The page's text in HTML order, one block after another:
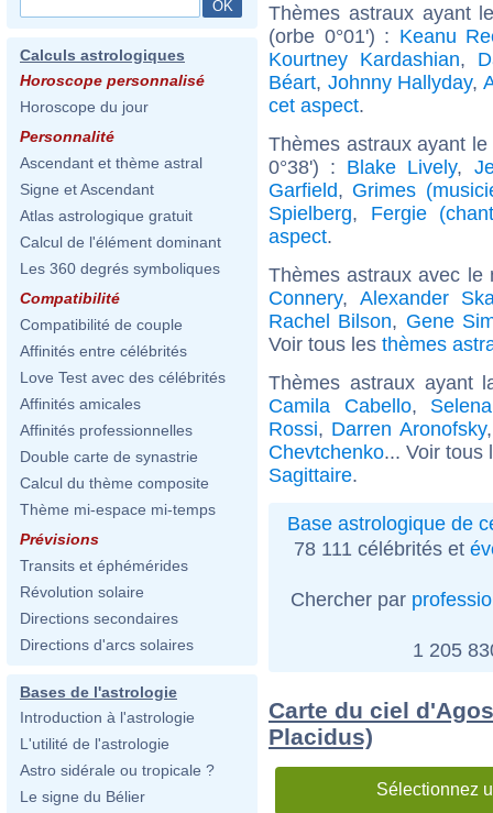
Calculs astrologiques
Horoscope personnalisé
Horoscope du jour
Personnalité
Ascendant et thème astral
Signe et Ascendant
Atlas astrologique gratuit
Calcul de l'élément dominant
Les 360 degrés symboliques
Compatibilité
Compatibilité de couple
Affinités entre célébrités
Love Test avec des célébrités
Affinités amicales
Affinités professionnelles
Double carte de synastrie
Calcul du thème composite
Thème mi-espace mi-temps
Prévisions
Transits et éphémérides
Révolution solaire
Directions secondaires
Directions d'arcs solaires
Bases de l'astrologie
Introduction à l'astrologie
L'utilité de l'astrologie
Astro sidérale ou tropicale ?
Le signe du Bélier
Thèmes astraux ayant
(orbe 0°01') : Keanu
Kourtney Kardashian,
Béart, Johnny Hallyday,
cet aspect.
Thèmes astraux ayant
0°38') : Blake Lively,
Garfield, Grimes
Spielberg, Fergie
aspect.
Thèmes astraux avec
Connery, Alexander
Rachel Bilson, Gene
Voir tous les thèmes
Thèmes astraux ayant
Camila Cabello,
Rossi, Darren Aronofsky
Chevtchenko... Voir tous
Sagittaire.
Base astrologique de
78 111 célébrités et
Chercher par
1 205
Carte du ciel
Placidus)
Sélectionnez